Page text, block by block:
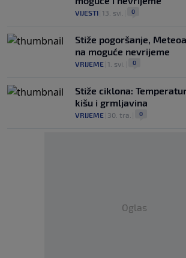
VIJESTI 13. svi. 0
Stiže pogoršanje,
na moguće nevrijeme
VRIJEME 1. svi. 0
Stiže ciklona:
kišu i grmljavina
VRIJEME 30. tra. 0
Oglas